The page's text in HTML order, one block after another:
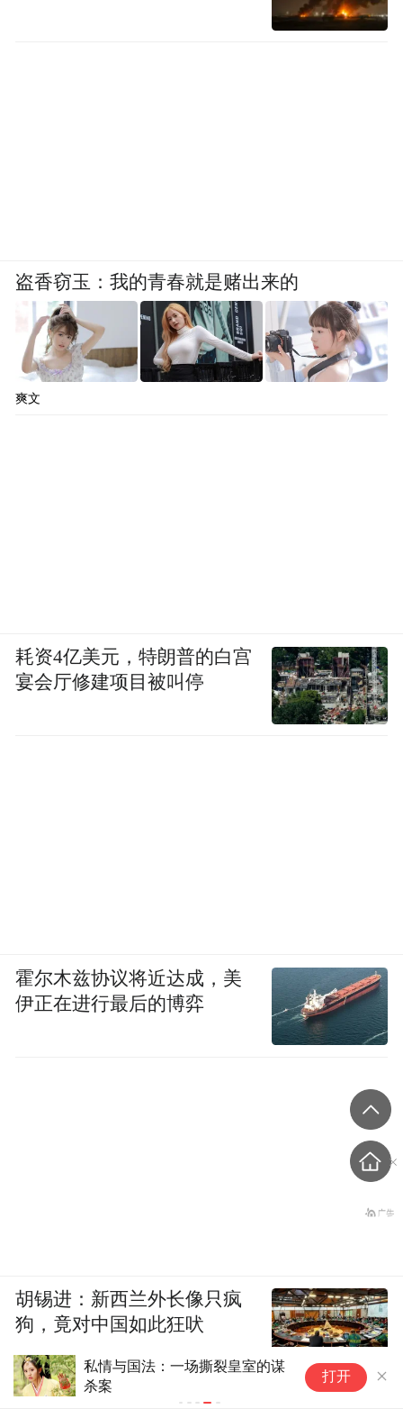
私情与国法：一场撕裂皇室的谋
杀案
打开
盗香窃玉：我的青春就是赌出来的
爽文
耗资4亿美元，特朗普的白宫
宴会厅修建项目被叫停
霍尔木兹协议将近达成，美
伊正在进行最后的博弈
胡锡进：新西兰外长像只疯
狗，竟对中国如此狂吠